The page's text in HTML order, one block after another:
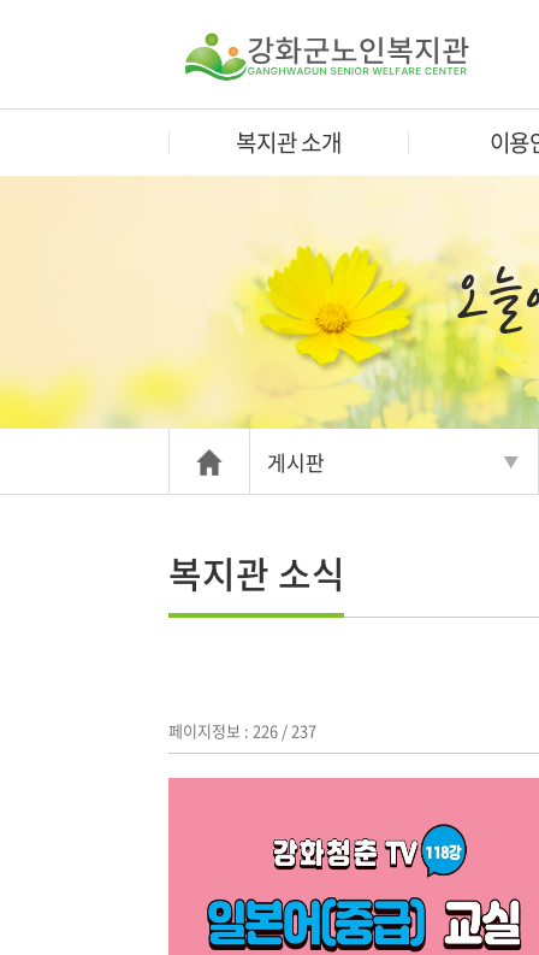
복지관 소개 이용
게시판
복지관 소식
페이지정보 : 226 / 237